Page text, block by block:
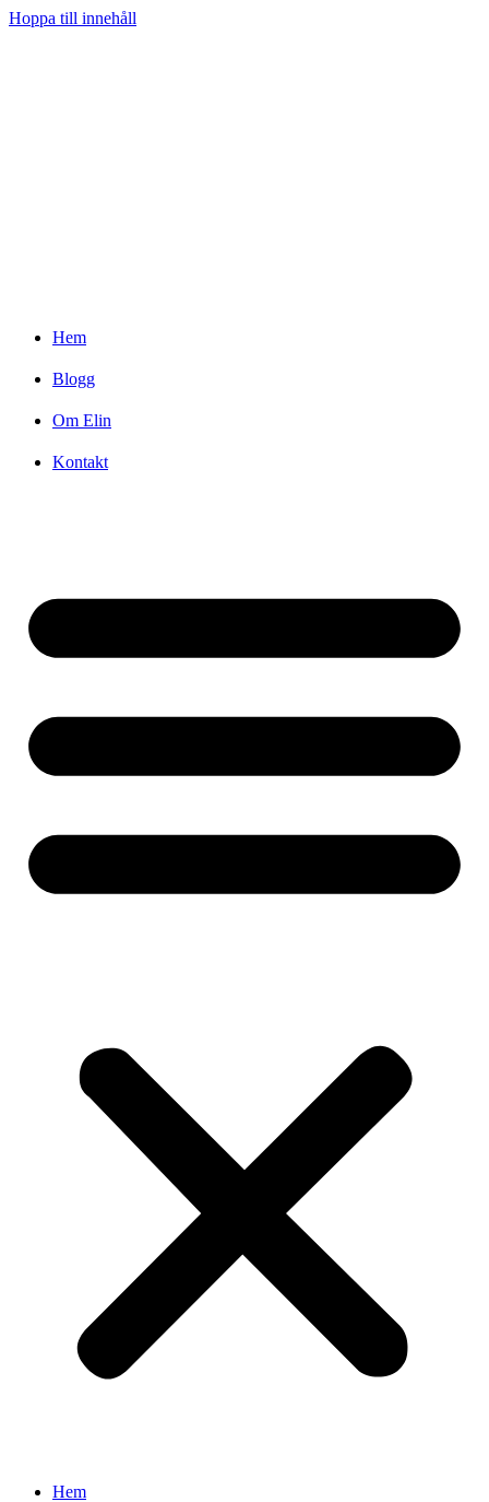
Hoppa till innehåll
Hem
Blogg
Om Elin
Kontakt
Hem